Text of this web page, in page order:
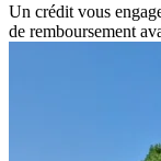
Un crédit vous
de remboursement